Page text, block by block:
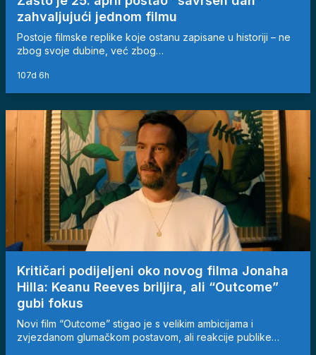
zahvaljujući jednom filmu
Postoje filmske replike koje ostanu zapisane u historiji – ne
zbog svoje dubine, već zbog…
107d 6h
Kritičari podijeljeni oko novog filma Jonaha
Hilla: Keanu Reeves briljira, ali “Outcome”
gubi fokus
Novi film “Outcome” stigao je s velikim ambicijama i
zvjezdanom glumačkom postavom, ali reakcije publike…